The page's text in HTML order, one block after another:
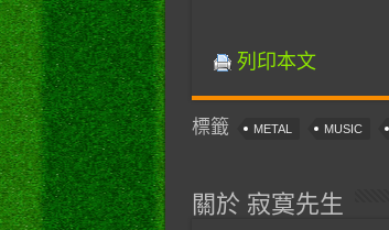
列印本文
標籤 METAL MUSIC
關於 寂寞先生